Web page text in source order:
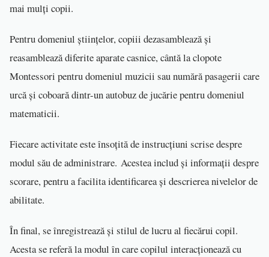
mai mulți copii.
Pentru domeniul științelor, copiii dezasamblează și
reasamblează diferite aparate casnice, cântă la clopote
Montessori pentru domeniul muzicii sau numără pasagerii care
urcă și coboară dintr-un autobuz de jucărie pentru domeniul
matematicii.
Fiecare activitate este însoțită de instrucțiuni scrise despre
modul său de administrare. Acestea includ și informații despre
scorare, pentru a facilita identificarea și descrierea nivelelor de
abilitate.
În final, se înregistrează și stilul de lucru al fiecărui copil.
Acesta se referă la modul în care copilul interacționează cu